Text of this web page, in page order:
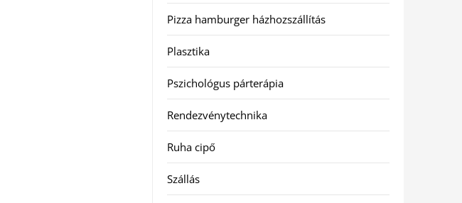
Pizza hamburger házhozszállítás
Plasztika
Pszichológus párterápia
Rendezvénytechnika
Ruha cipő
Szállás